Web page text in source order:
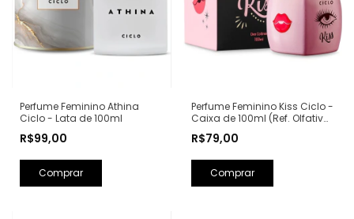
Perfume Feminino Athina
Ciclo - Lata de 100ml
R$99,00
Perfume Feminino Kiss Ciclo -
Caixa de 100ml (Ref. Olfativa:
R$79,00